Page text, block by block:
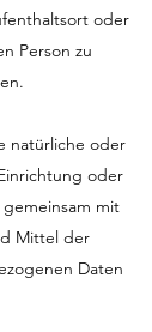
oder
Person zu
natürliche oder
oder
mit
Mittel der
Daten